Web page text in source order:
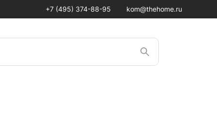
+7 (495) 374-88-95 kom@thehome.ru